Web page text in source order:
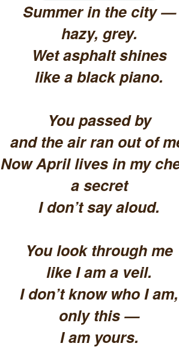
Summer in the city —
hazy, grey.
Wet asphalt shines
like a black piano.
You passed by
and the air ran out of
Now April lives in my
a secret
I don’t say aloud.
You look through me
like I am a veil.
I don’t know who I am,
only this —
I am yours.